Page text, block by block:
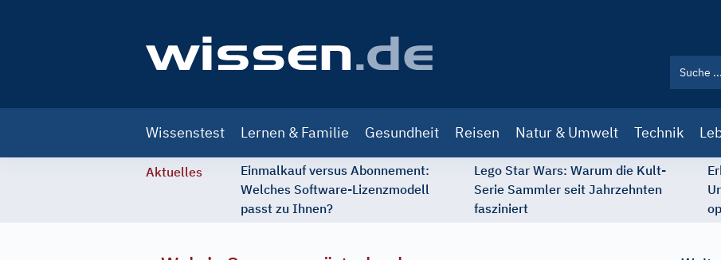
navigation
Wissenstest Lernen & Familie Gesundheit Reisen Natur & Umwelt Technik
Aktuelles
Einmalkauf versus Abonnement:
Welches Software-Lizenzmodell
passt zu Ihnen?
Lego Star Wars: Warum die Kult-
Serie Sammler seit Jahrzehnten
fasziniert